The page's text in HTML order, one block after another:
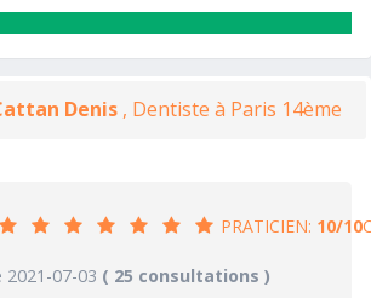
Denis , Dentiste à Paris 14ème
PRATICIEN: 10/10
PRATICIEN10/10
2021-07-03 ( 25 consultations )